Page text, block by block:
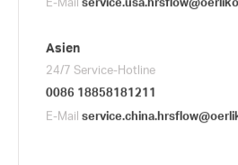
Asien
24/7 Service-Hotline
0086 18858181211
E-Mail